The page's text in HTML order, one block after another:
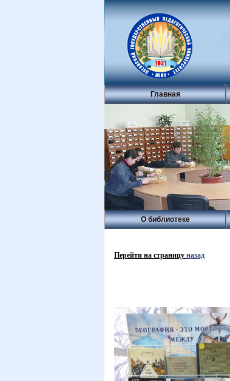
Главная
О библиотеке
Перейти на страницу назад